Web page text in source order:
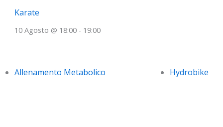
Karate
10 Agosto @ 18:00 - 19:00
Allenamento Metabolico Hydrobike